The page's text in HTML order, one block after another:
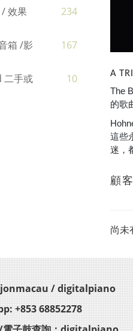
效果
234
箱 /影
167
二手或
10 A
The
的歌
這些
迷，
顧
尚未
/ digitalpiano
+853 68852278